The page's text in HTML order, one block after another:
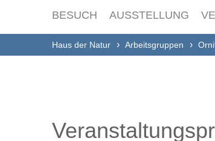
BESUCH AUSSTELLUNG
Haus der Natur Arbeitsgruppen